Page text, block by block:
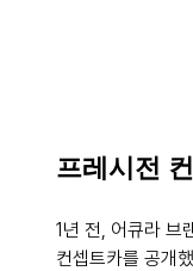
프레시전
1년 전, 어큐라 브
컨셉트카를 공개